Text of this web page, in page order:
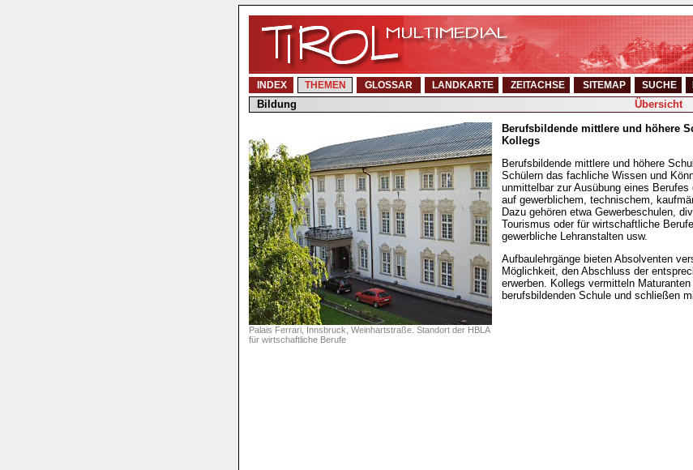
INDEX THEMEN GLOSSAR LANDKARTE ZEITACHSE SITEMAP SUCHE
Bildung Übersicht
Palais Ferrari, Innsbruck, Weinhartstraße. Standort der HBLA
für wirtschaftliche Berufe
Berufsbildende mittlere und höhere
Kollegs
Berufsbildende mittlere und höhere
Schülern das fachliche Wissen und
unmittelbar zur Ausübung eines
auf gewerblichem, technischem,
Dazu gehören etwa Gewerbeschulen,
Tourismus oder für wirtschaftliche
gewerbliche Lehranstalten usw.
Aufbaulehrgänge bieten Absolventen
Möglichkeit, den Abschluss der
erwerben. Kollegs vermitteln
berufsbildenden Schule und schließen